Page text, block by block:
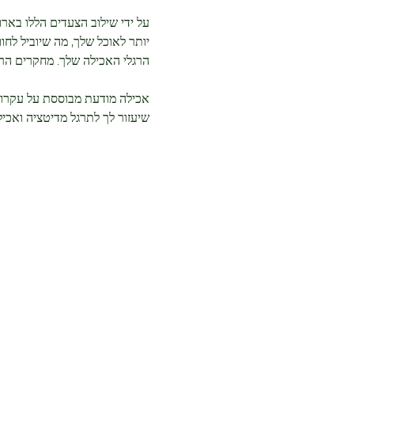
על ידי שילוב הצעדים הללו
יותר לאוכל שלך, מה שיוביל
הרגלי האכילה שלך. מחקרים
אכילה מודעת מבוססת על עקרון
שיעזור לך לתרגל מדיטציה